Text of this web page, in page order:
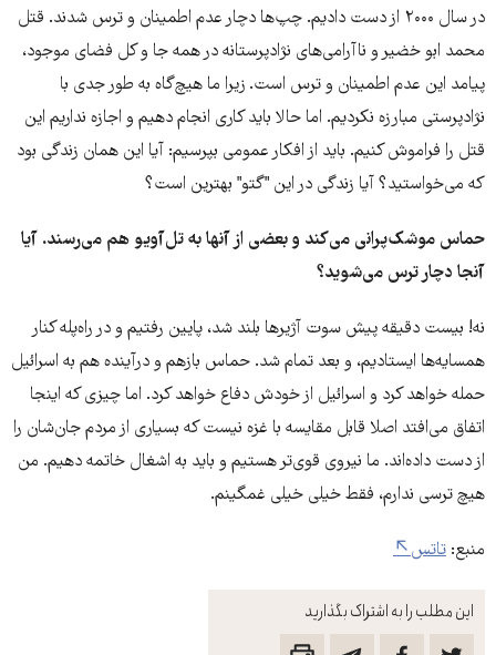
این مطلب را به اشتراک بگذارید
در سال ۲۰۰۰ از دست دادیم. چپ‌ها دچار عدم اطمینان و ترس شدند. قتل
محمد ابو خضیر و ناآرامی‌های نژادپرستانه در همه جا و کل فضای موجود،
پیامد این عدم اطمینان و ترس است. زیرا ما هیچ‌گاه به طور جدی با
نژادپرستی مبارزه نکردیم. اما حالا باید کاری انجام دهیم و اجازه نداریم این
قتل را فراموش کنیم. باید از افکار عمومی بپرسیم: آیا این همان زندگی بود
که می‌خواستید؟ آیا زندگی در این "گتو" بهترین است؟
حماس موشک‌پرانی می‌کند و بعضی از آنها به تل‌آویو هم می‌رسند. آیا
آنجا دچار ترس می‌شوید؟
نه! بیست دقیقه پیش سوت آژیرها بلند شد، پایین رفتیم و در راه‌پله کنار
همسایه‌ها ایستادیم، و بعد تمام شد. حماس بازهم و درآینده هم به اسرائیل
حمله خواهد کرد و اسرائیل از خودش دفاع خواهد کرد. اما چیزی که اینجا
اتفاق می‌افتد اصلا قابل مقایسه با غزه نیست که بسیاری از مردم جان‌شان را
از دست داده‌اند. ما نیروی قوی‌تر هستیم و باید به اشغال خاتمه دهیم. من
هیچ ترسی ندارم، فقط خیلی خیلی غمگینم.
منبع: تاتس